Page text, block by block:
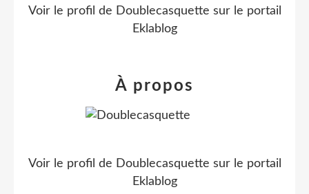
Voir le profil de Doublecasquette sur le portail
Eklablog
À propos
Voir le profil de Doublecasquette sur le portail
Eklablog